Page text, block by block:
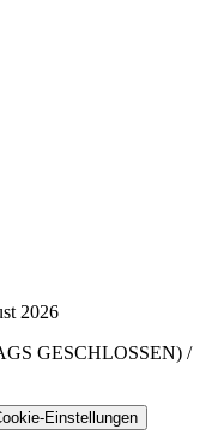
2026
GESCHLOSSEN) /
Einstellungen